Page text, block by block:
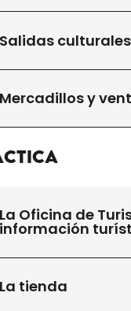
Salidas culturales
Mercadillos y
La Oficina de
información
La tienda
VISITAR